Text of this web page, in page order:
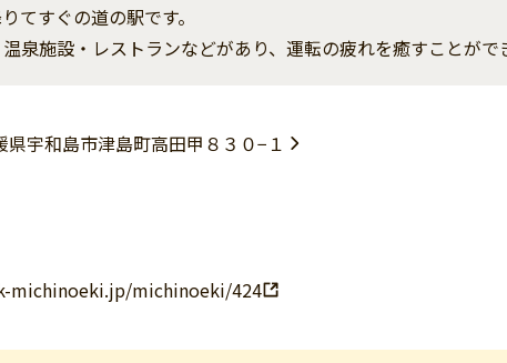
てすぐの道の駅です。
泉施設・レストランなどがあり、運転の疲れを癒すことがで
県宇和島市津島町高田甲８３０−１
michinoeki.jp/michinoeki/424